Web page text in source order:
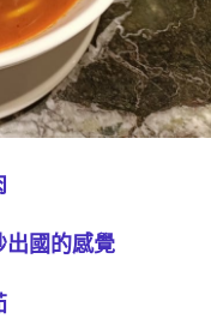
出國的感覺